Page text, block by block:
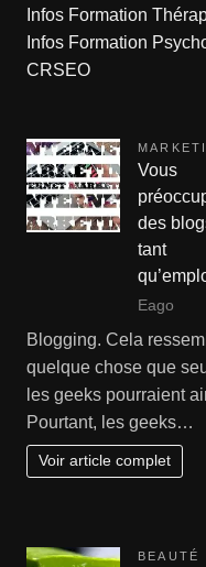
Infos Formation
Infos Formation
CRSEO
Vous
des
tant
Eago
Blogging. Cela
quelque chose que
les geeks pourraient
Pourtant, les geeks…
Voir article complet
BEAUTÉ